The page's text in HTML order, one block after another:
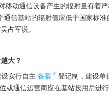
移动通信设备产生的辐射量有着
信基站的辐射值应低于国家标
占军说。
大？
实行自主 备案
登记制，建设单
通信运营商应在基站投用后进